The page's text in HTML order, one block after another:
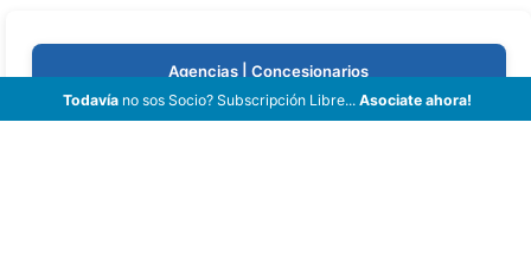
Agencias | Concesionarios
Todavíano sos Socio? Subscripción Libre... Asociate ahora!